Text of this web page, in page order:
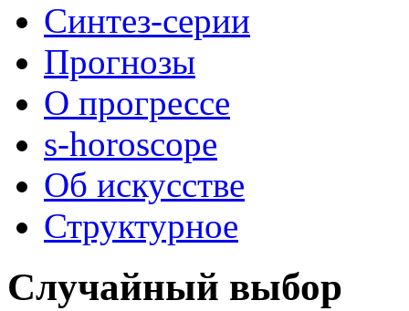
Синтез-серии
Прогнозы
О прогрессе
s-horoscope
Об искусстве
Структурное
Случайный выбор